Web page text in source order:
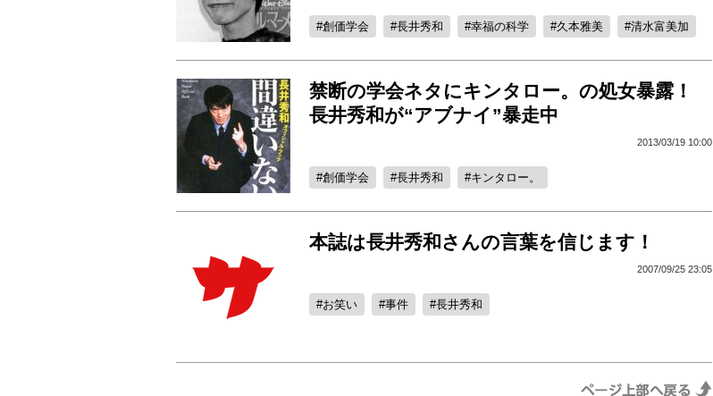
創価学会 長井秀和 幸福の科学 久本雅美 清水富美加
禁断の学会ネタにキンタロー。の処女暴露！
長井秀和が“アブナイ”暴走中
2013/03/19 10:00
創価学会 長井秀和 キンタロー。
本誌は長井秀和さんの言葉を信じます！
2007/09/25 23:05
お笑い 事件 長井秀和